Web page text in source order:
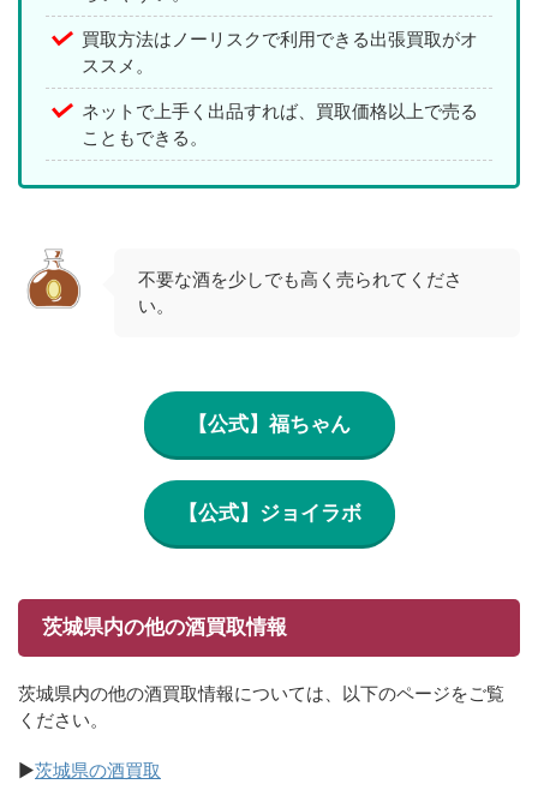
買取方法はノーリスクで利用できる出張買取がオ
ススメ。
ネットで上手く出品すれば、買取価格以上で売る
こともできる。
不要な酒を少しでも高く売られてくださ
い。
【公式】福ちゃん
【公式】ジョイラボ
茨城県内の他の酒買取情報
茨城県内の他の酒買取情報については、以下のページをご覧
ください。
▶茨城県の酒買取